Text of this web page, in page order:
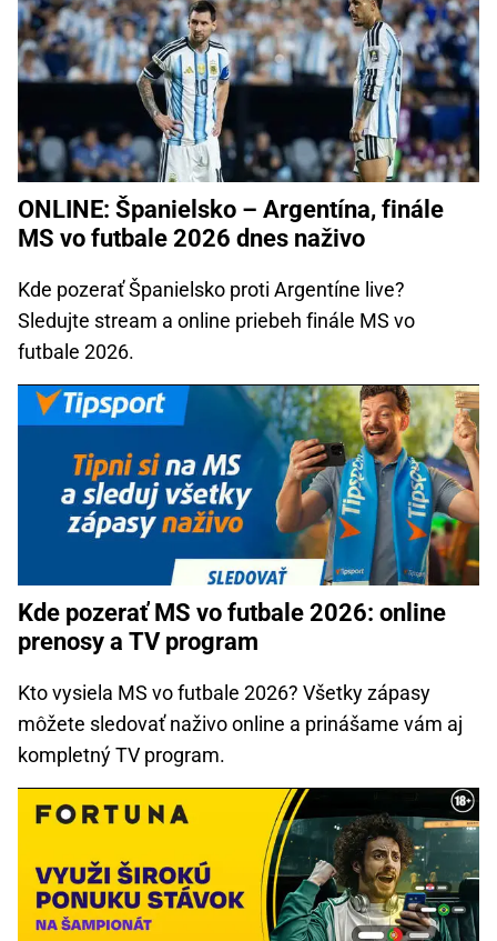
ONLINE: Španielsko – Argentína, finále
MS vo futbale 2026 dnes naživo
Kde pozerať Španielsko proti Argentíne live?
Sledujte stream a online priebeh finále MS vo
futbale 2026.
Kde pozerať MS vo futbale 2026: online
prenosy a TV program
Kto vysiela MS vo futbale 2026? Všetky zápasy
môžete sledovať naživo online a prinášame vám aj
kompletný TV program.